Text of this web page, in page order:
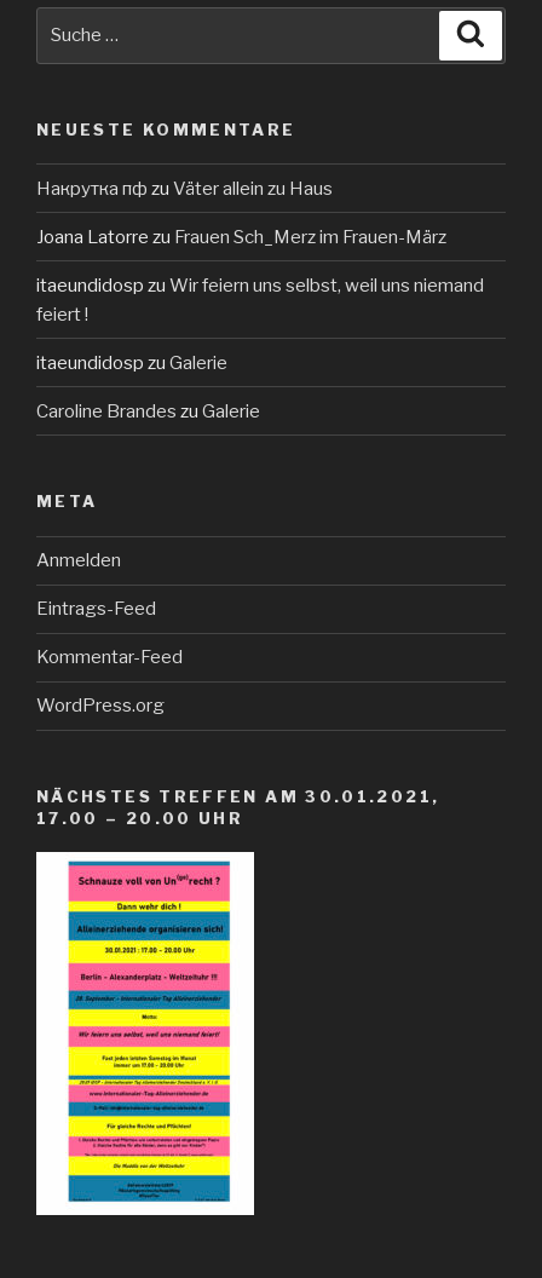
NEUESTE KOMMENTARE
Накрутка пф zu Väter allein zu Haus
Joana Latorre zu Frauen Sch_Merz im Frauen-März
itaeundidosp zu Wir feiern uns selbst, weil uns niemand
feiert !
itaeundidosp zu Galerie
Caroline Brandes zu Galerie
META
Anmelden
Eintrags-Feed
Kommentar-Feed
WordPress.org
NÄCHSTES TREFFEN AM 30.01.2021,
17.00 – 20.00 UHR